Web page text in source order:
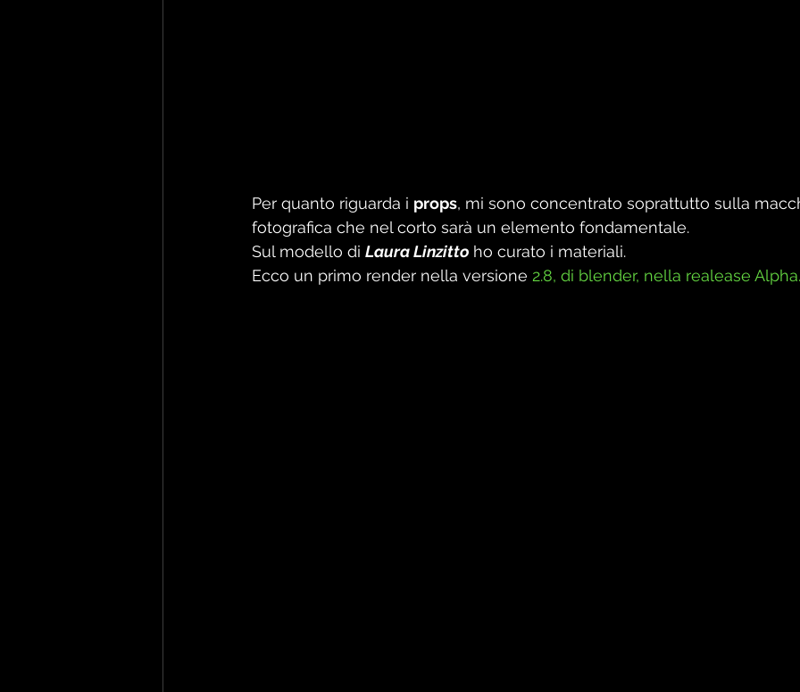
Per quanto riguarda i props, mi sono concentrato soprattutto sulla
fotografica che nel corto sarà un elemento fondamentale.
Sul modello di Laura Linzitto ho curato i materiali.
Ecco un primo render nella versione 2.8, di blender, nella realease Alpha.